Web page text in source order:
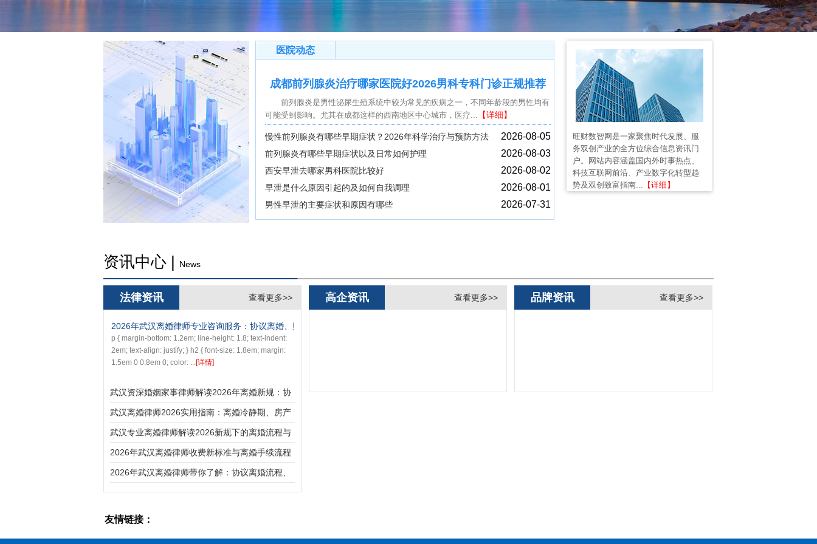
医院动态
成都前列腺炎治疗哪家医院好2026男科专科门诊正规推荐
前列腺炎是男性泌尿生殖系统中较为常见的疾病之一，不同年龄段的男性均有
可能受到影响。尤其在成都这样的西南地区中心城市，医疗...
【详细】
慢性前列腺炎有哪些早期症状？2026年科学治疗与预防方法 2026-08-05
前列腺炎有哪些早期症状以及日常如何护理 2026-08-03
西安早泄去哪家男科医院比较好 2026-08-02
早泄是什么原因引起的及如何自我调理 2026-08-01
男性早泄的主要症状和原因有哪些 2026-07-31
旺财数智网是一家聚焦时代发展、服
务双创产业的全方位综合信息资讯门
户。网站内容涵盖国内外时事热点、
科技互联网前沿、产业数字化转型趋
势及双创致富指南...
【详细】
资讯中心 | News
法律资讯 查看更多>>
2026年武汉离婚律师专业咨询服务：协议离婚、财产分割及子女抚养权纠纷解决方案
p { margin-bottom: 1.2em; line-height: 1.8; text-indent:
2em; text-align: justify; } h2 { font-size: 1.8em; margin:
1.5em 0 0.8em 0; color: ... [详情]
武汉资深婚姻家事律师解读2026年离婚新规：协
议、诉讼与财产分割全攻略
武汉离婚律师2026实用指南：离婚冷静期、房产
分割、孩子抚养费全解析
武汉专业离婚律师解读2026新规下的离婚流程与
财产抚养权分割指南
2026年武汉离婚律师收费新标准与离婚手续流程
全解析—在线免费咨询财产分割与孩子抚养权问
题
2026年武汉离婚律师带你了解：协议离婚流程、
费用及财产分割全攻略
高企资讯 查看更多>> 品牌资讯 查看更多>>
友情链接：